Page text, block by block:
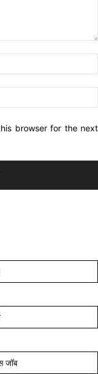
browser for the next
जॉब